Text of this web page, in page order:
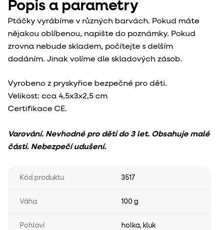
Popis a parametry
Ptáčky vyrábíme v různých barvách. Pokud máte
nějakou oblíbenou, napište do poznámky. Pokud
zrovna nebude skladem, počítejte s delším
dodáním. Jinak volíme dle skladových zásob.
Vyrobeno z pryskyřice bezpečné pro děti.
Velikost: cca 4,5x3x2,5 cm
Certifikace CE.
Varování. Nevhodné pro děti do 3 let. Obsahuje malé
části. Nebezpečí udušení.
Kód produktu 3517
Váha 100 g
Pohlaví holka, kluk